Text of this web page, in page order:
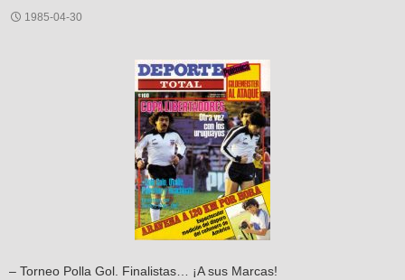
1985-04-30
– Torneo Polla Gol. Finalistas… ¡A sus Marcas!